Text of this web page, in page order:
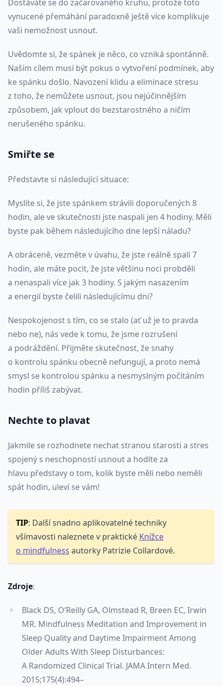
Dostáváte se do začarovaného kruhu, protože toto
vynucené přemáhání paradoxně ještě více komplikuje
vaši nemožnost usnout.
Uvědomte si, že spánek je něco, co vzniká spontánně.
Naším cílem musí být pokus o vytvoření podmínek, aby
ke spánku došlo. Navození klidu a eliminace stresu
z toho, že nemůžete usnout, jsou nejúčinnějším
způsobem, jak vplout do bezstarostného a ničím
nerušeného spánku.
Smiřte se
Představte si následující situace:
Myslíte si, že jste spánkem strávili doporučených 8
hodin, ale ve skutečnosti jste naspali jen 4 hodiny. Měli
byste pak během následujícího dne lepší náladu?
A obráceně, vezměte v úvahu, že jste reálně spali 7
hodin, ale máte pocit, že jste většinu noci probděli
a nenaspali více jak 3 hodiny. S jakým nasazením
a energií byste čelili následujícímu dni?
Nespokojenost s tím, co se stalo (ať už je to pravda
nebo ne), nás vede k tomu, že jsme rozrušení
a podráždění. Přijměte skutečnost, že snahy
o kontrolu spánku obecně nefungují, a proto nemá
smysl se kontrolou spánku a nesmyslným počítáním
hodin příliš zabývat.
Nechte to plavat
Jakmile se rozhodnete nechat stranou starosti a stres
spojený s neschopností usnout a hodíte za
hlavu představy o tom, kolik byste měli nebo neměli
spát hodin, uleví se vám!
TIP: Další snadno aplikovatelné techniky
všímavosti naleznete v praktické Knížce
o mindfulness autorky Patrizie Collardové.
Zdroje:
Black DS, O’Reilly GA, Olmstead R, Breen EC, Irwin
MR. Mindfulness Meditation and Improvement in
Sleep Quality and Daytime Impairment Among
Older Adults With Sleep Disturbances:
A Randomized Clinical Trial. JAMA Intern Med.
2015;175(4):494–